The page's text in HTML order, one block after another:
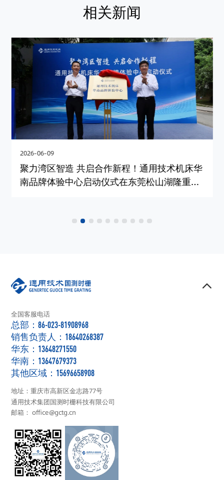
相关新闻
2026-06-09
聚力湾区智造 共启合作新程！通用技术机床华
南品牌体验中心启动仪式在东莞松山湖隆重举
全国客服电话
总部：86-023-81908968
销售负责人：18640268387
华东：13648271550
华南：13647679373
其他区域：15696658908
地址：重庆市高新区金志路77号
通用技术集团国测时栅科技有限公司
邮箱： office@gctg.cn